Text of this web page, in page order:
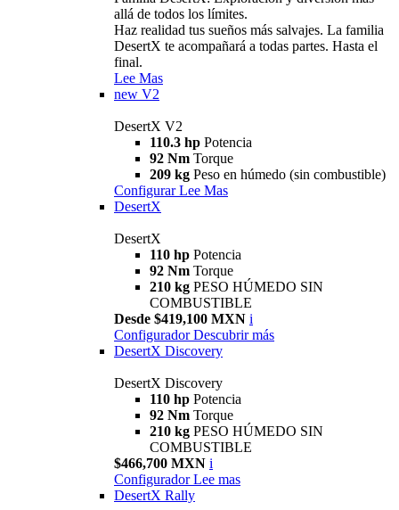
allá de todos los límites.
Haz realidad tus sueños más salvajes. La familia
DesertX te acompañará a todas partes. Hasta el
final.
Lee Mas
new V2
DesertX V2
110.3 hp Potencia
92 Nm Torque
209 kg Peso en húmedo (sin combustible)
Configurar Lee Mas
DesertX
DesertX
110 hp Potencia
92 Nm Torque
210 kg PESO HÚMEDO SIN
COMBUSTIBLE
Desde $419,100 MXN i
Configurador Descubrir más
DesertX Discovery
DesertX Discovery
110 hp Potencia
92 Nm Torque
210 kg PESO HÚMEDO SIN
COMBUSTIBLE
$466,700 MXN i
Configurador Lee mas
DesertX Rally